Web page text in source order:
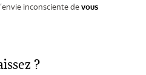
inconsciente devous
?